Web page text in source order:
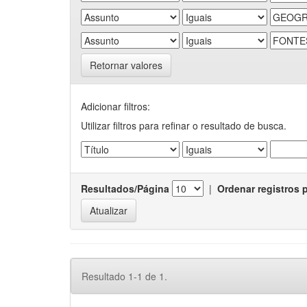
Retornar valores
Adicionar filtros:
Utilizar filtros para refinar o resultado de busca.
Resultados/Página | Ordenar registros
Resultado 1-1 de 1.